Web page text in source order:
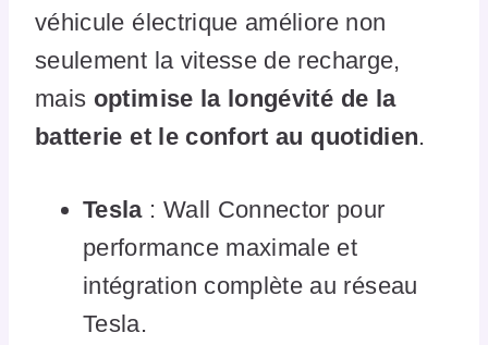
véhicule électrique améliore non
seulement la vitesse de recharge,
mais optimise la longévité de la
batterie et le confort au quotidien.
Tesla: Wall Connector pour
performance maximale et
intégration complète au réseau
Tesla.